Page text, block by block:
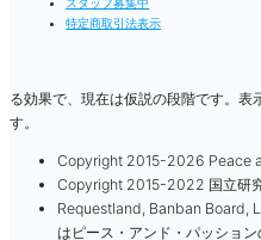
スタッフ募集中
特定商取引法表示
る効果で、現在は仮説の段階です。表
す。
Copyright 2015-2026 Peace
Copyright 2015-2022 国立研
Requestland, Banban Board,
はピース・アンド・パッション